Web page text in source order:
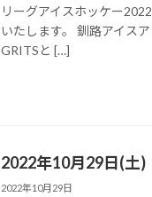
リーグアイスホッケー
いたします。 釧路アイス
GRITSと […]
2022年10月29日(土)
2022年10月29日